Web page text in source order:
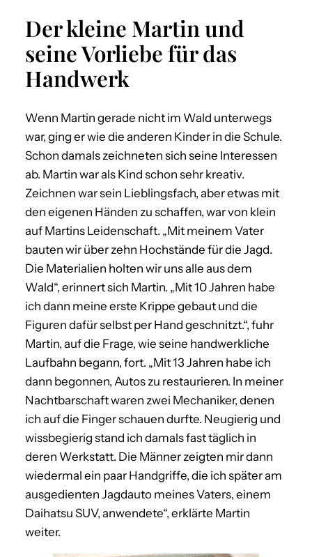
Der kleine Martin und
seine Vorliebe für das
Handwerk
Wenn Martin gerade nicht im Wald unterwegs
war, ging er wie die anderen Kinder in die Schule.
Schon damals zeichneten sich seine Interessen
ab. Martin war als Kind schon sehr kreativ.
Zeichnen war sein Lieblingsfach, aber etwas mit
den eigenen Händen zu schaffen, war von klein
auf Martins Leidenschaft. „Mit meinem Vater
bauten wir über zehn Hochstände für die Jagd.
Die Materialien holten wir uns alle aus dem
Wald“, erinnert sich Martin. „Mit 10 Jahren habe
ich dann meine erste Krippe gebaut und die
Figuren dafür selbst per Hand geschnitzt.“, fuhr
Martin, auf die Frage, wie seine handwerkliche
Laufbahn begann, fort. „Mit 13 Jahren habe ich
dann begonnen, Autos zu restaurieren. In meiner
Nachtbarschaft waren zwei Mechaniker, denen
ich auf die Finger schauen durfte. Neugierig und
wissbegierig stand ich damals fast täglich in
deren Werkstatt. Die Männer zeigten mir dann
wiedermal ein paar Handgriffe, die ich später am
ausgedienten Jagdauto meines Vaters, einem
Daihatsu SUV, anwendete“, erklärte Martin
weiter.